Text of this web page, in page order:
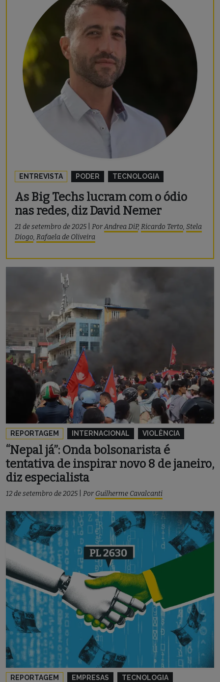
ENTREVISTA PODER TECNOLOGIA
As Big Techs lucram com o ódio
nas redes, diz David Nemer
21 de setembro de 2025 PorAndrea DiP, Ricardo Terto, Stela
Diogo, Rafaela de Oliveira
REPORTAGEM INTERNACIONAL VIOLÊNCIA
“Nepal já”: Onda bolsonarista é
tentativa de inspirar novo 8 de janeiro,
diz especialista
12 de setembro de 2025 Por Guilherme Cavalcanti
REPORTAGEM EMPRESAS TECNOLOGIA